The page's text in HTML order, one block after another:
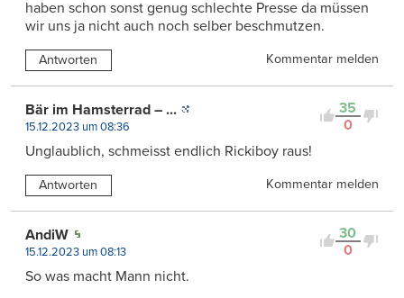
haben schon sonst genug schlechte Presse da müssen
wir uns ja nicht auch noch selber beschmutzen.
Antworten Kommentar melden
35
0
Bär im Hamsterrad – ...
15.12.2023 um 08:36
Unglaublich, schmeisst endlich Rickiboy raus!
Antworten Kommentar melden
30
0
AndiW
15.12.2023 um 08:13
So was macht Mann nicht.